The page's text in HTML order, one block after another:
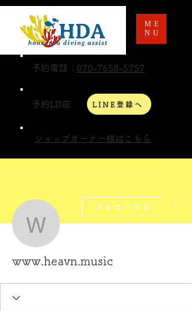
予約電話： 070-7658-5757
予約LINE LINE登録へ
ショップオーナー様はこちら
ME
NU
フォローする
www.heavn.music